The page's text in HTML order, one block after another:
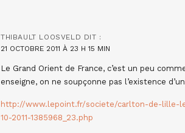
THIBAULT LOOSVELD DIT :
21 OCTOBRE 2011 À 23 H 15 MIN
Le Grand Orient de France, c’est un peu
enseigne, on ne soupçonne pas l’existence
http://www.lepoint.fr/societe/carlton-de-lille-
10-2011-1385968_23.php